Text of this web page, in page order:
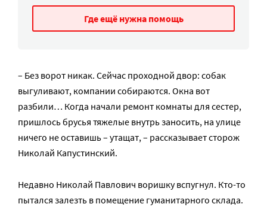
Где ещё нужна помощь
– Без ворот никак. Сейчас проходной двор: собак
выгуливают, компании собираются. Окна вот
разбили… Когда начали ремонт комнаты для сестер,
пришлось брусья тяжелые внутрь заносить, на улице
ничего не оставишь – утащат, – рассказывает сторож
Николай Капустинский.
Недавно Николай Павлович воришку вспугнул. Кто-то
пытался залезть в помещение гуманитарного склада.